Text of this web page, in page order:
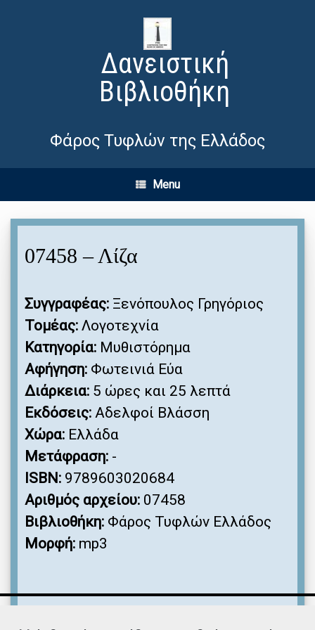
Δανειστική
Βιβλιοθήκη
Φάρος Τυφλών της Ελλάδος
Menu
07458 – Λίζα
Συγγραφέας: Ξενόπουλος Γρηγόριος
Τομέας: Λογοτεχνία
Κατηγορία: Μυθιστόρημα
Αφήγηση: Φωτεινιά Εύα
Διάρκεια: 5 ώρες και 25 λεπτά
Εκδόσεις: Αδελφοί Βλάσση
Χώρα: Ελλάδα
Μετάφραση: -
ISBN: 9789603020684
Αριθμός αρχείου: 07458
Βιβλιοθήκη: Φάρος Τυφλών Ελλάδος
Μορφή: mp3